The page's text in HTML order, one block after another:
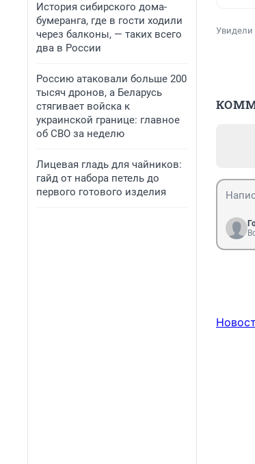
История сибирского дома-
бумеранга, где в гости ходили
через балконы, — таких всего
два в России
Россию атаковали больше 200
тысяч дронов, а Беларусь
стягивает войска к
украинской границе: главное
об СВО за неделю
Лицевая гладь для чайников:
гайд от набора петель до
первого готового изделия
Увидели